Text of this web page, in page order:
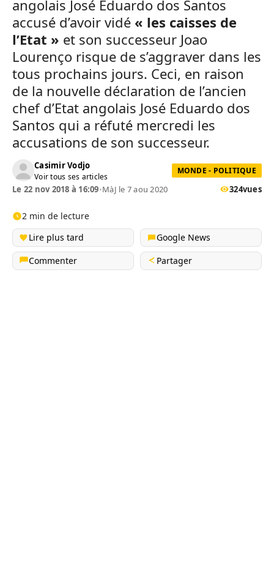
angolais José Eduardo dos Santos
accusé d’avoir vidé « les caisses de
l’Etat » et son successeur Joao
Lourenço risque de s’aggraver dans les
tous prochains jours. Ceci, en raison
de la nouvelle déclaration de l’ancien
chef d’Etat angolais José Eduardo dos
Santos qui a réfuté mercredi les
accusations de son successeur.
Casimir Vodjo
Voir tous ses articles
MONDE - POLITIQUE
Le 22 nov 2018 à 16:09•MàJ le 7 aou 2020 324vues
2 min de lecture
Lire plus tard
Google News
Commenter
Partager